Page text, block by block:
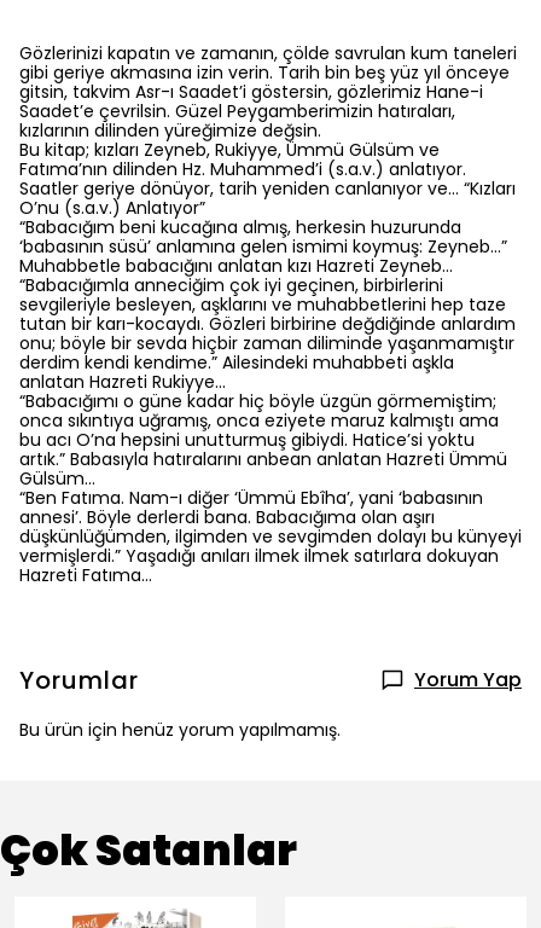
Gözlerinizi kapatın ve zamanın, çölde savrulan kum taneleri
gibi geriye akmasına izin verin. Tarih bin beş yüz yıl önceye
gitsin, takvim Asr-ı Saadet’i göstersin, gözlerimiz Hane-i
Saadet’e çevrilsin. Güzel Peygamberimizin hatıraları,
kızlarının dilinden yüreğimize değsin.
Bu kitap; kızları Zeyneb, Rukiyye, Ümmü Gülsüm ve
Fatıma’nın dilinden Hz. Muhammed’i (s.a.v.) anlatıyor.
Saatler geriye dönüyor, tarih yeniden canlanıyor ve... “Kızları
O’nu (s.a.v.) Anlatıyor”
“Babacığım beni kucağına almış, herkesin huzurunda
‘babasının süsü’ anlamına gelen ismimi koymuş: Zeyneb…”
Muhabbetle babacığını anlatan kızı Hazreti Zeyneb...
“Babacığımla anneciğim çok iyi geçinen, birbirlerini
sevgileriyle besleyen, aşklarını ve muhabbetlerini hep taze
tutan bir karı-kocaydı. Gözleri birbirine değdiğinde anlardım
onu; böyle bir sevda hiçbir zaman diliminde yaşanmamıştır
derdim kendi kendime.” Ailesindeki muhabbeti aşkla
anlatan Hazreti Rukiyye...
“Babacığımı o güne kadar hiç böyle üzgün görmemiştim;
onca sıkıntıya uğramış, onca eziyete maruz kalmıştı ama
bu acı O’na hepsini unutturmuş gibiydi. Hatice’si yoktu
artık.” Babasıyla hatıralarını anbean anlatan Hazreti Ümmü
Gülsüm...
“Ben Fatıma. Nam-ı diğer ‘Ümmü Ebîha’, yani ‘babasının
annesi’. Böyle derlerdi bana. Babacığıma olan aşırı
düşkünlüğümden, ilgimden ve sevgimden dolayı bu künyeyi
vermişlerdi.” Yaşadığı anıları ilmek ilmek satırlara dokuyan
Hazreti Fatıma...
Yorumlar Yorum Yap
Bu ürün için henüz yorum yapılmamış.
Çok Satanlar